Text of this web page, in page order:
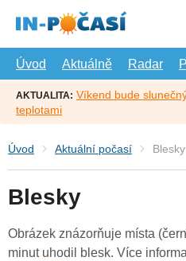
hlavní
Úvod
Aktuálně Radar
AKTUALITA: Víkend bude
teplotami
Úvod Aktuální počasí Blesky
Blesky
Obrázek znázorňuje místa
minut uhodil blesk. Více